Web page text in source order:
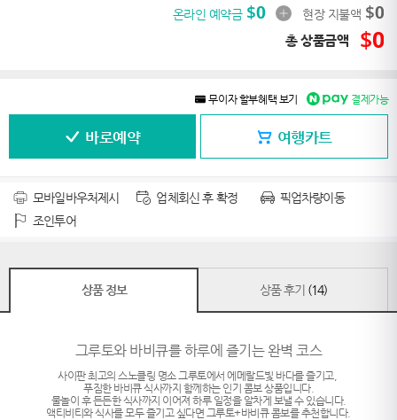
온라인 예약금 $0 현장 지불액 $0
총 상품금액 $0
무이자 할부혜택 보기 결제가능
바로예약 여행카트
모바일바우처제시 업체회신 후 확정
픽업차량이동
조인투어
상품 정보 상품 후기 (14)
그루토와 바비큐를 하루에 즐기는 완벽 코스
사이판 최고의 스노클링 명소 그루토에서 에메랄드빛 바다를 즐기고,
푸짐한 바비큐 식사까지 함께하는 인기 콤보 상품입니다.
물놀이 후 든든한 식사까지 이어져 하루 일정을 알차게 보낼 수 있습니다.
액티비티와 식사를 모두 즐기고 싶다면 그루토+바비큐 콤보를 추천합니다.